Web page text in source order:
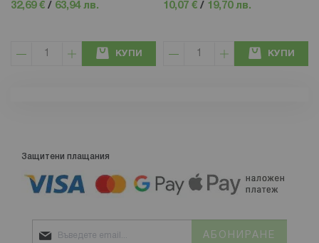
32,69 € / 63,94 лв.
КУПИ
10,07 € / 19,70 лв.
КУПИ
Защитени плащания
АБОНИРАНЕ